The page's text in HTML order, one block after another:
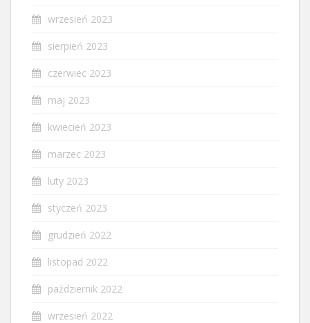
wrzesień 2023
sierpień 2023
czerwiec 2023
maj 2023
kwiecień 2023
marzec 2023
luty 2023
styczeń 2023
grudzień 2022
listopad 2022
październik 2022
wrzesień 2022